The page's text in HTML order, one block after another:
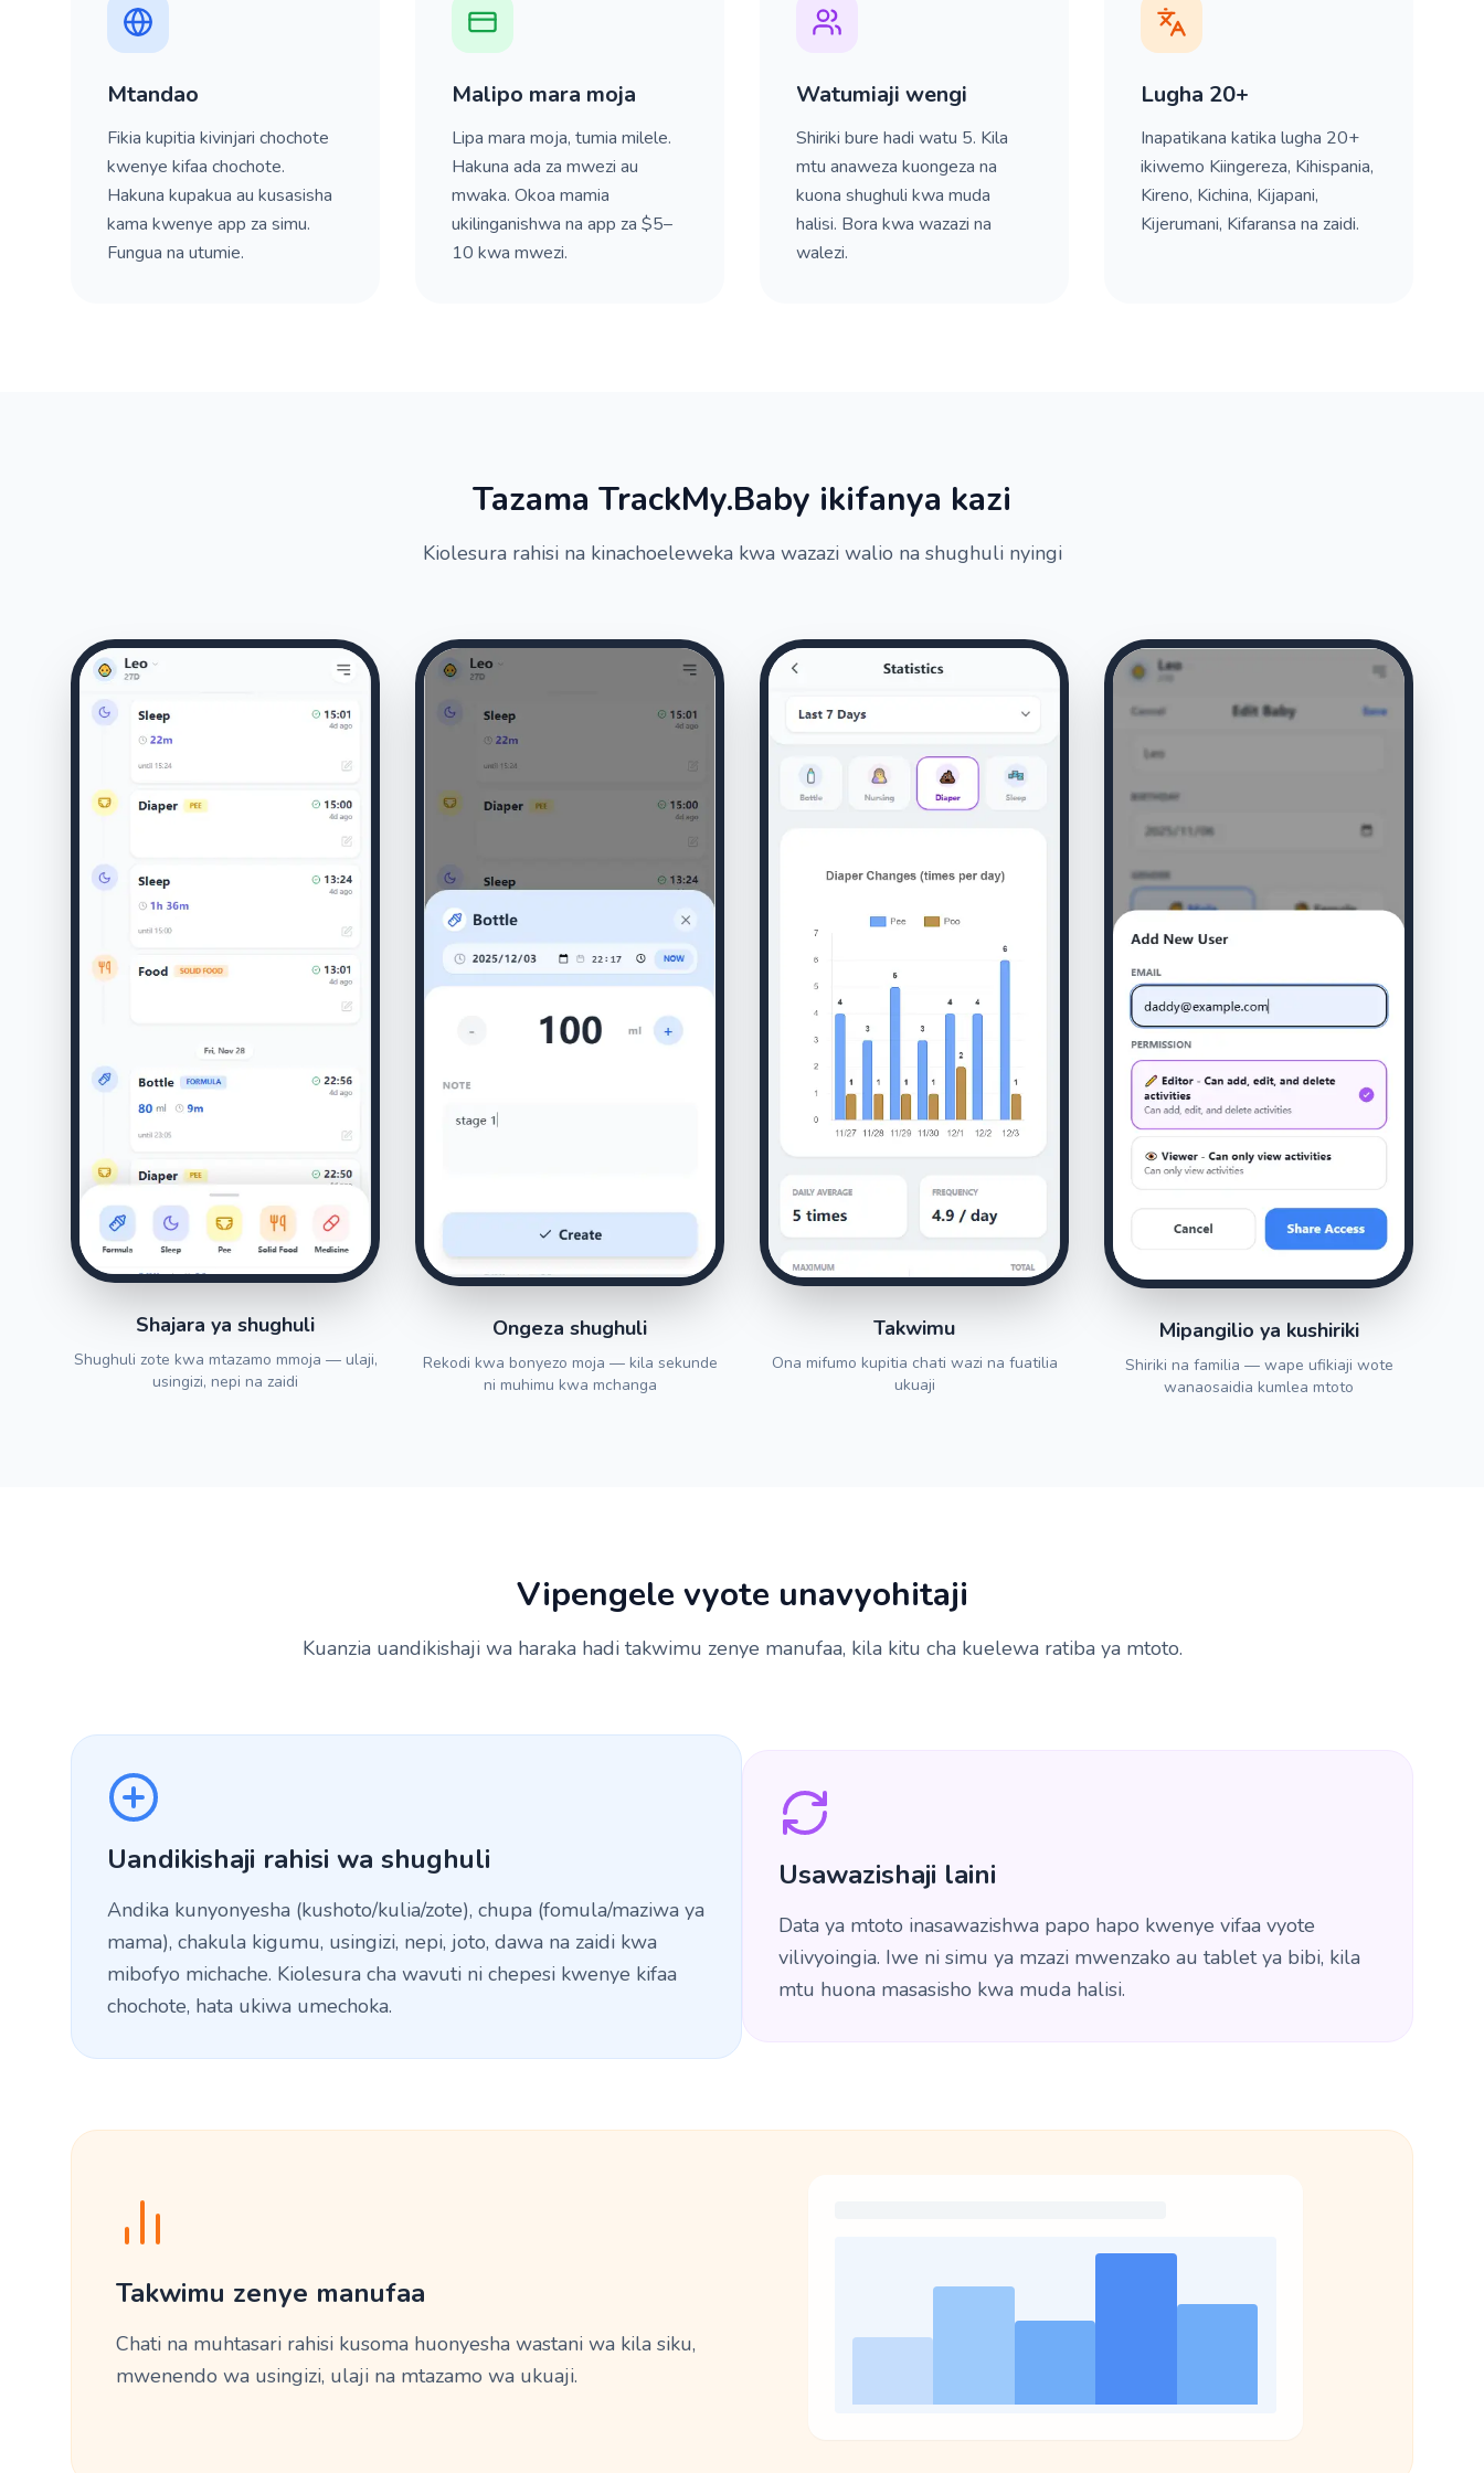
Mtandao
Fikia kupitia kivinjari chochote
kwenye kifaa chochote.
Hakuna kupakua au kusasisha
kama kwenye app za simu.
Fungua na utumie.
Malipo mara moja
Lipa mara moja, tumia milele.
Hakuna ada za mwezi au
mwaka. Okoa mamia
ukilinganishwa na app za $5–
10 kwa mwezi.
Watumiaji wengi
Shiriki bure hadi watu 5. Kila
mtu anaweza kuongeza na
kuona shughuli kwa muda
halisi. Bora kwa wazazi na
walezi.
Lugha 20+
Inapatikana katika lugha 20+
ikiwemo Kiingereza, Kihispania,
Kireno, Kichina, Kijapani,
Kijerumani, Kifaransa na zaidi.
Tazama TrackMy.Baby ikifanya kazi
Kiolesura rahisi na kinachoeleweka kwa wazazi walio na shughuli nyingi
Shajara ya shughuli
Shughuli zote kwa mtazamo mmoja — ulaji,
usingizi, nepi na zaidi
Ongeza shughuli
Rekodi kwa bonyezo moja — kila sekunde
ni muhimu kwa mchanga
Takwimu
Ona mifumo kupitia chati wazi na fuatilia
ukuaji
Mipangilio ya kushiriki
Shiriki na familia — wape ufikiaji wote
wanaosaidia kumlea mtoto
Vipengele vyote unavyohitaji
Kuanzia uandikishaji wa haraka hadi takwimu zenye manufaa, kila kitu cha kuelewa ratiba ya mtoto.
Uandikishaji rahisi wa shughuli
Andika kunyonyesha (kushoto/kulia/zote), chupa (fomula/maziwa ya
mama), chakula kigumu, usingizi, nepi, joto, dawa na zaidi kwa
mibofyo michache. Kiolesura cha wavuti ni chepesi kwenye kifaa
chochote, hata ukiwa umechoka.
Usawazishaji laini
Data ya mtoto inasawazishwa papo hapo kwenye vifaa vyote
vilivyoingia. Iwe ni simu ya mzazi mwenzako au tablet ya bibi, kila
mtu huona masasisho kwa muda halisi.
Takwimu zenye manufaa
Chati na muhtasari rahisi kusoma huonyesha wastani wa kila siku,
mwenendo wa usingizi, ulaji na mtazamo wa ukuaji.